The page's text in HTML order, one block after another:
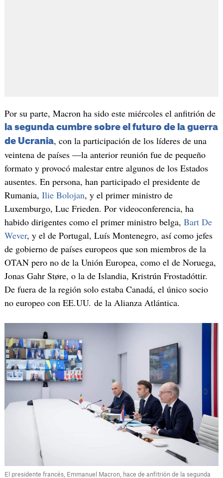
Por su parte, Macron ha sido este miércoles el anfitrión de
la segunda cumbre sobre el futuro de la guerra
de Ucrania, con la participación de los líderes de una
veintena de países —la anterior reunión fue de pequeño
formato y provocó malestar entre algunos de los Estados
ausentes. En persona, han participado el presidente de
Rumania, Ilie Bolojan, y el primer ministro de
Luxemburgo, Luc Frieden. Por videoconferencia, ha
habido dirigentes como el primer ministro belga, Bart De
Wever, y el de Portugal, Luís Montenegro, así como jefes
de gobierno de países europeos que son miembros de la
OTAN pero no de la Unión Europea, como el de Noruega,
Jonas Gahr Støre, o la de Islandia, Kristrún Frostadóttir.
De fuera de la región solo estaba Canadá, el único socio
no europeo con EE.UU. de la Alianza Atlántica.
El presidente francés, Emmanuel Macron, hace de anfitrión de la segunda